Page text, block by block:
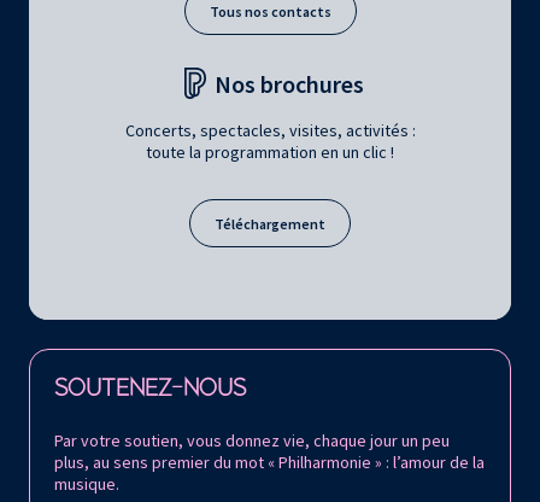
Tous nos contacts
Nos brochures
Concerts, spectacles, visites, activités :
toute la programmation en un clic !
Téléchargement
SOUTENEZ-NOUS
Par votre soutien, vous donnez vie, chaque jour un peu
plus, au sens premier du mot « Philharmonie » : l’amour de la
musique.
Retrouvez la Philharmonie de Paris sur